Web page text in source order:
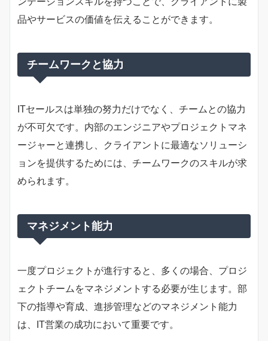
品やサービスの価値を伝えることができます。
チームワークと協力
ITセールスは単独の努力だけでなく、チームとの協力
が不可欠です。内部のエンジニアやプロジェクトマネ
ージャーと連携し、クライアントに最適なソリューシ
ョンを提供するためには、チームワークのスキルが求
められます。
マネジメント能力
一度プロジェクトが進行すると、多くの場合、プロジ
ェクトチームをマネジメントする必要が生じます。部
下の指導や育成、進捗管理などのマネジメント能力
は、IT営業の成功において重要です。